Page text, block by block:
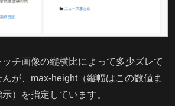
チ画像の縦横比によって多少ズレて
が、max-height（縦幅はこの数値ま
）を指定しています。